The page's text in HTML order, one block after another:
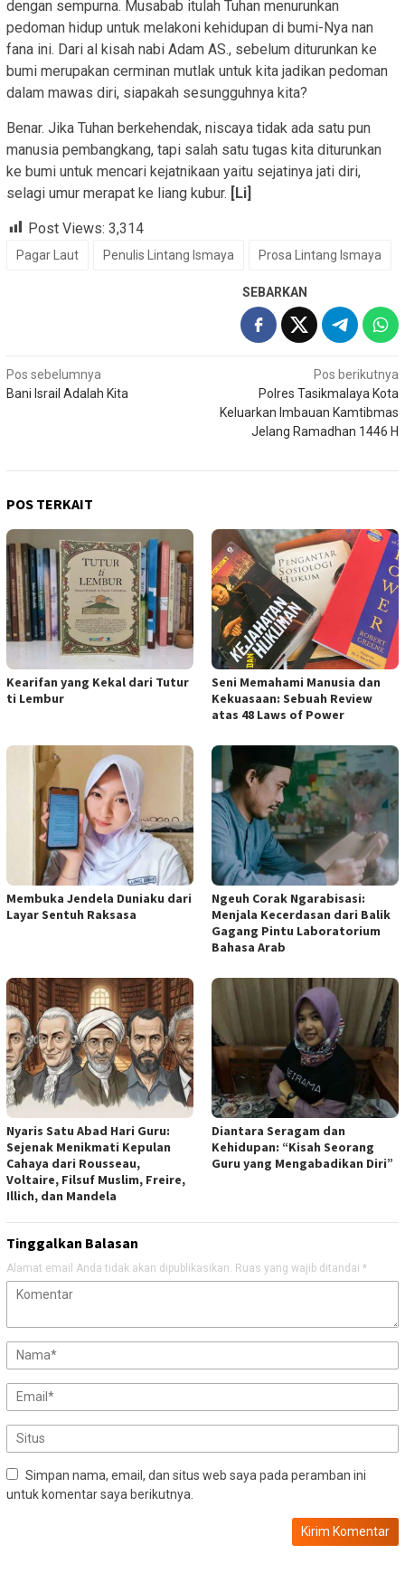
dengan sempurna. Musabab itulah Tuhan menurunkan
pedoman hidup untuk melakoni kehidupan di bumi-Nya nan
fana ini. Dari al kisah nabi Adam AS., sebelum diturunkan ke
bumi merupakan cerminan mutlak untuk kita jadikan pedoman
dalam mawas diri, siapakah sesungguhnya kita?
Benar. Jika Tuhan berkehendak, niscaya tidak ada satu pun
manusia pembangkang, tapi salah satu tugas kita diturunkan
ke bumi untuk mencari kejatnikaan yaitu sejatinya jati diri,
selagi umur merapat ke liang kubur. [Li]
Post Views: 3,314
Pagar Laut Penulis Lintang Ismaya Prosa Lintang Ismaya
SEBARKAN
Navigasi
pos
Pos sebelumnya
Bani Israil Adalah Kita
Pos berikutnya
Polres Tasikmalaya Kota
Keluarkan Imbauan Kamtibmas
Jelang Ramadhan 1446 H
POS TERKAIT
Kearifan yang Kekal dari Tutur
ti Lembur
Seni Memahami Manusia dan
Kekuasaan: Sebuah Review
atas 48 Laws of Power
Membuka Jendela Duniaku dari
Layar Sentuh Raksasa
Ngeuh Corak Ngarabisasi:
Menjala Kecerdasan dari Balik
Gagang Pintu Laboratorium
Bahasa Arab
Nyaris Satu Abad Hari Guru:
Sejenak Menikmati Kepulan
Cahaya dari Rousseau,
Voltaire, Filsuf Muslim, Freire,
Illich, dan Mandela
Diantara Seragam dan
Kehidupan: “Kisah Seorang
Guru yang Mengabadikan Diri”
Tinggalkan Balasan
Alamat email Anda tidak akan dipublikasikan. Ruas yang wajib ditandai *
Simpan nama, email, dan situs web saya pada peramban ini
untuk komentar saya berikutnya.